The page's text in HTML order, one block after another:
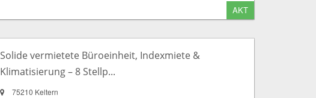
AKT
Solide vermietete Büroeinheit, Indexmiete &
Klimatisierung – 8 Stellp...
75210 Keltern